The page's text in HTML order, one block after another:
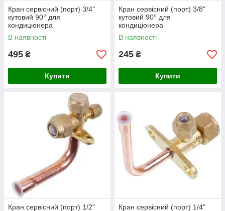
Кран сервісний (порт) 3/4"
кутовий 90° для
кондиціонера
В наявності
495 ₴
Купити
Кран сервісний (порт) 3/8"
кутовий 90° для
кондиціонера
В наявності
245 ₴
Купити
Кран сервісний (порт) 1/2"
Кран сервісний (порт) 1/4"